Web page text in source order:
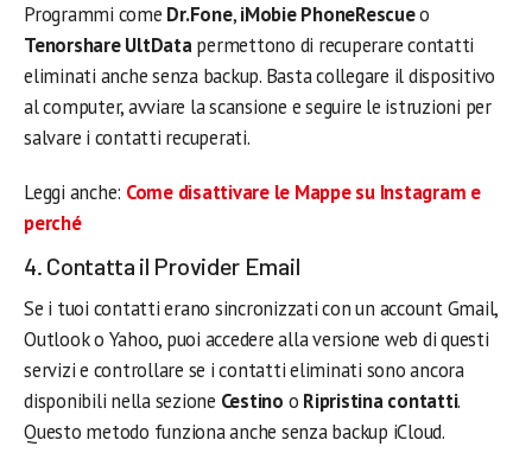
Programmi come Dr.Fone,iMobie PhoneRescueo
Tenorshare UltDatapermettono di recuperare contatti
eliminati anche senza backup. Basta collegare il dispositivo
al computer, avviare la scansione e seguire le istruzioni per
salvare i contatti recuperati.
Leggi anche: Come disattivare le Mappe su Instagram e
perché
4. Contatta il Provider Email
Se i tuoi contatti erano sincronizzati con un account Gmail,
Outlook o Yahoo, puoi accedere alla versione web di questi
servizi e controllare se i contatti eliminati sono ancora
disponibili nella sezione Cestino o Ripristina contatti.
Questo metodo funziona anche senza backup iCloud.